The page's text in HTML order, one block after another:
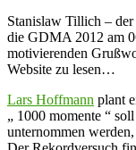
Stanislaw Tillich –
die GDMA 2012 am
motivierenden
Website zu lesen…
Lars Hoffmann plant
„ 1000 momente “
unternommen